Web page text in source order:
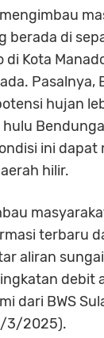
mengimbau
berada di
di Kota
Pasalnya,
hujan
ini
hilir.
terbaru
aliran
debit
dari BWS
3/2025).